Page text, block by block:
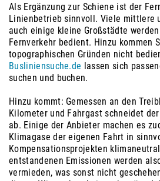
Als Ergänzung zur Schiene ist der
Linienbetrieb sinnvoll. Viele mittlere
auch einige kleine Großstädte
Fernverkehr bedient. Hinzu kommen
topographischen Gründen nicht
Busliniensuche.de lassen sich
suchen und buchen.
Hinzu kommt: Gemessen an den
Kilometer und Fahrgast schneidet
ab. Einige der Anbieter machen es
Klimagase der eigenen Fahrt in
Kompensationsprojekten
entstandenen Emissionen werden
vermieden, was sonst nicht